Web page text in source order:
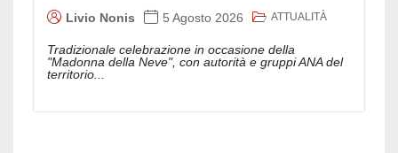
Livio Nonis 5 Agosto 2026 ATTUALITÀ
Tradizionale celebrazione in occasione della
"Madonna della Neve", con autorità e gruppi ANA del
territorio...